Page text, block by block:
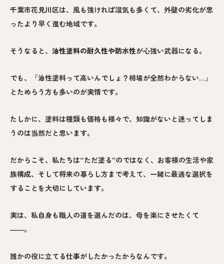
千葉市花見川区は、風も強ければ湿気も多くて、外壁の劣化が思
ったより早く進む地域です。
そうなると、 油性塗料の耐久性や防水性が心強い武器になる。
でも、「油性塗料って高いんでしょ？相場が全然わからない…」
とためらう方も多いのが実情です。
たしかに、塗料は種類も価格も様々で、知識がないと迷ってしま
うのは当然だと思います。
だからこそ、私たちは“ただ塗る”のではなく、お客様の生活や家
族構成、そして将来の暮らし方まで考えて、一緒に最適な選択を
することを大切にしています。
実は、私自身も職人の道を選んだのは、母を楽にさせたくて
――。
誰かの役に立てる仕事がしたかったからなんです。